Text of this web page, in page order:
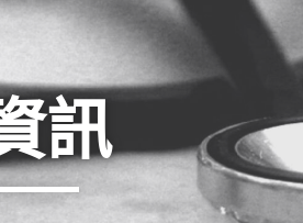
訊